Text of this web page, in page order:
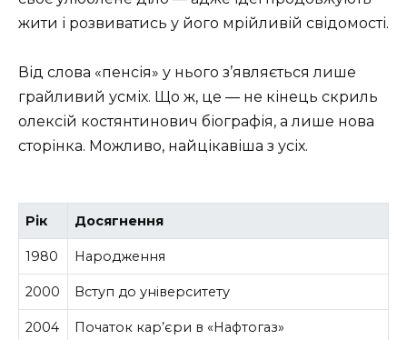
жити і розвиватись у його мрійливій свідомості.
Від слова «пенсія» у нього з’являється лише
грайливий усміх. Що ж, це — не кінець скриль
олексій костянтинович біографія, а лише нова
сторінка. Можливо, найцікавіша з усіх.
Рік Досягнення
1980 Народження
2000 Вступ до університету
2004 Початок кар’єри в «Нафтогаз»